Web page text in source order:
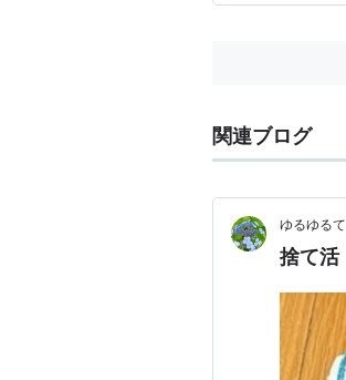
関連ブログ
ゆるゆる
捨て